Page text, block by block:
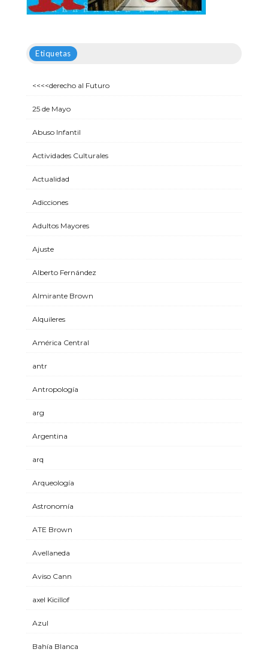
Etiquetas
<<<<derecho al Futuro
25 de Mayo
Abuso Infantil
Actividades Culturales
Actualidad
Adicciones
Adultos Mayores
Ajuste
Alberto Fernández
Almirante Brown
Alquileres
América Central
antr
Antropología
arg
Argentina
arq
Arqueología
Astronomía
ATE Brown
Avellaneda
Aviso Cann
axel Kicillof
Azul
Bahía Blanca